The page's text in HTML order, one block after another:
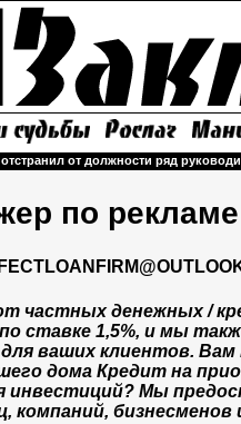
от должности ряд
по рекламе
частных денежных /
ставке 1,5%, и мы
ваших клиентов.
дома Кредит на
инвестиций? Мы
компаний, бизнесменов